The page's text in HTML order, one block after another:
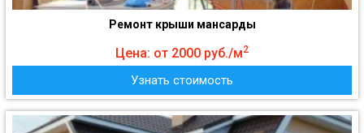
Ремонт крыши мансарды
Цена: от 2000 руб./м2
Узнать стоимость